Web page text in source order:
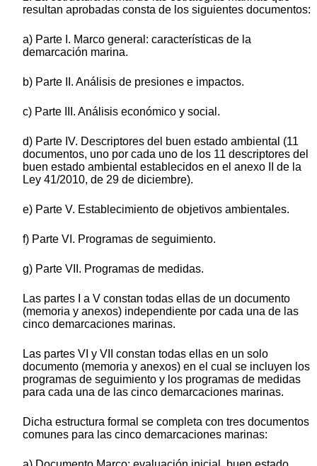
resultan aprobadas consta de los siguientes documentos:
a) Parte I. Marco general: características de la
demarcación marina.
b) Parte II. Análisis de presiones e impactos.
c) Parte III. Análisis económico y social.
d) Parte IV. Descriptores del buen estado ambiental (11
documentos, uno por cada uno de los 11 descriptores del
buen estado ambiental establecidos en el anexo II de la
Ley 41/2010, de 29 de diciembre).
e) Parte V. Establecimiento de objetivos ambientales.
f) Parte VI. Programas de seguimiento.
g) Parte VII. Programas de medidas.
Las partes I a V constan todas ellas de un documento
(memoria y anexos) independiente por cada una de las
cinco demarcaciones marinas.
Las partes VI y VII constan todas ellas en un solo
documento (memoria y anexos) en el cual se incluyen los
programas de seguimiento y los programas de medidas
para cada una de las cinco demarcaciones marinas.
Dicha estructura formal se completa con tres documentos
comunes para las cinco demarcaciones marinas: